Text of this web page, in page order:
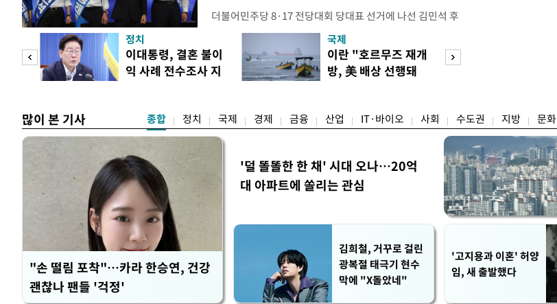
더불어민주당 8·17 전당대회 당대표 선거에 나선 김민석 후
보가 8일 제주·인천 지역 순회경선에서 '누적 1위'를 탈환했
다. 앞서 정청래 후보 우세 지역으로 점쳐졌던 충청권과 부산
·울산·경남 경선에서 1승 1패를 주고 받은 김 후보는 이날
제주·인천 경선에서 이기며 '2승 1패'로 앞서가게 됐다. 다
정치
이대통령, 결혼 불이
익 사례 전수조사 지
국제
이란 "호르무즈 재개
방, 美 배상 선행돼
많이 본 기사 종합 정치 국제 경제 금융 산업 IT·바이오 사회 수도권 지방 문화
"손 떨림 포착"…카라 한승연, 건강
괜찮나 팬들 '걱정'
'덜 똘똘한 한 채' 시대 오나…20억
대 아파트에 쏠리는 관심
김희철, 거꾸로 걸린
광복절 태극기 현수
막에 "X돌았네"
'고지용과 이혼' 허양
임, 새 출발했다